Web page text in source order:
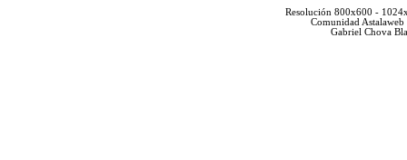
Resolución 800x600 -
Comunidad
Gabriel Chova